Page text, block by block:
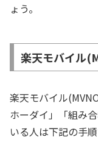
ょう。
楽天モバイル
楽天モバイル
ホーダイ」「組み
いる人は下記の手